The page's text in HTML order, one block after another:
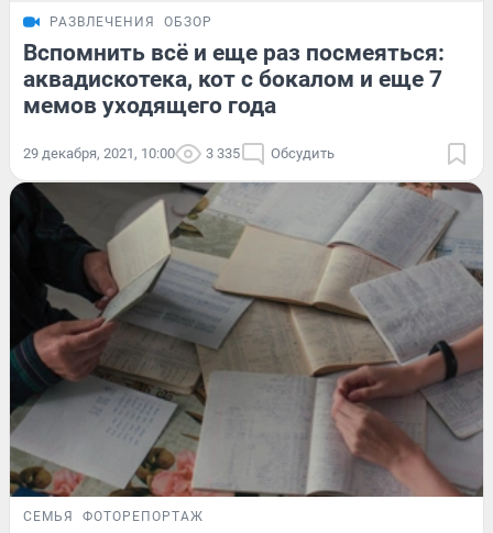
РАЗВЛЕЧЕНИЯ ОБЗОР
Вспомнить всё и еще раз посмеяться:
аквадискотека, кот с бокалом и еще 7
мемов уходящего года
29 декабря, 2021, 10:00 3 335 Обсудить
СЕМЬЯ ФОТОРЕПОРТАЖ